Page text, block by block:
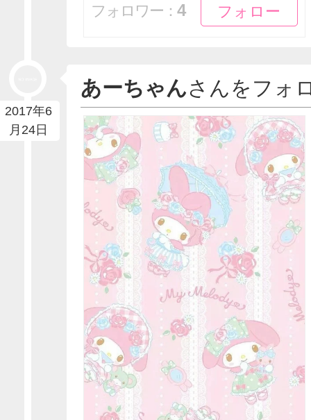
フォロー
フォロー
フォロワー： 4
2017年6
月24日
あーちゃんさんをフォ